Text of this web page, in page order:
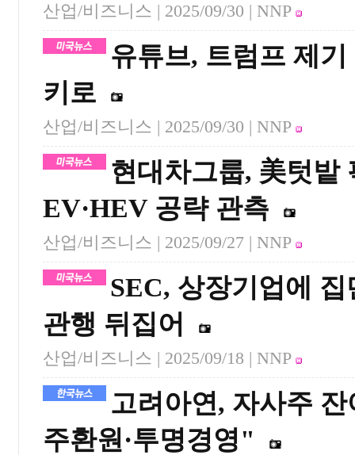
산업/비즈니스 | 2025/09/30 | NNP
유튜브, 트럼프 제
키로
산업/비즈니스 | 2025/09/30 | NNP
현대차그룹, 美텃
EV·HEV 공략 관측
산업/비즈니스 | 2025/09/27 | NNP
SEC, 상장기업에
관행 뒤집어
산업/비즈니스 | 2025/09/18 | NNP
고려아연, 자사주
주환원·투명경영"